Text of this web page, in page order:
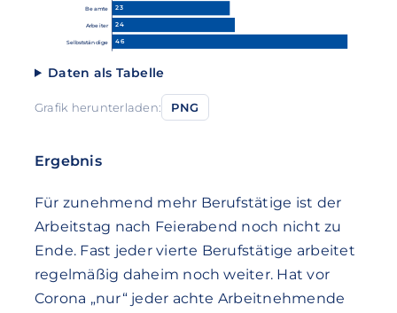
Beamte 23
Arbeiter 24
Selbstständige 46
Daten als Tabelle
Grafik herunterladen: PNG
Ergebnis
Für zunehmend mehr Berufstätige ist der
Arbeitstag nach Feierabend noch nicht zu
Ende. Fast jeder vierte Berufstätige arbeitet
regelmäßig daheim noch weiter. Hat vor
Corona „nur“ jeder achte Arbeitnehmende